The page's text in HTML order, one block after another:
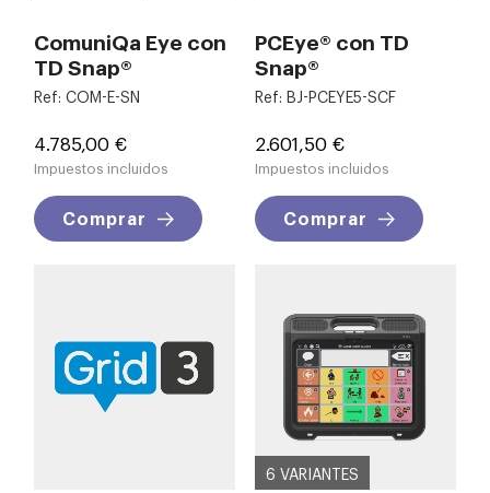
ComuniQa Eye con
TD Snap®
Ref: COM-E-SN
Precio
4.785,00 €
Impuestos incluidos
Comprar
PCEye® con TD
Snap®
Ref: BJ-PCEYE5-SCF
Precio
2.601,50 €
Impuestos incluidos
Comprar
6 VARIANTES